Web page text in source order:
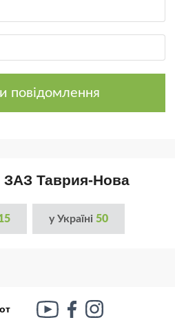
повідомлення
ЗАЗ Таврия-Нова
у Україні 50